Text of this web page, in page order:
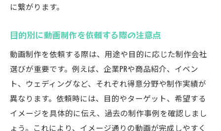
に繋がります。
目的別に動画制作を依頼する際の注意点
動画制作を依頼する際は、用途や目的に応じた制作会社
選びが重要です。例えば、企業PRや商品紹介、イベン
ト、ウェディングなど、それぞれ得意分野や制作実績が
異なります。依頼時には、目的やターゲット、希望する
イメージを具体的に伝え、過去の制作事例を確認しまし
ょう。これにより、イメージ通りの動画が完成しやすく